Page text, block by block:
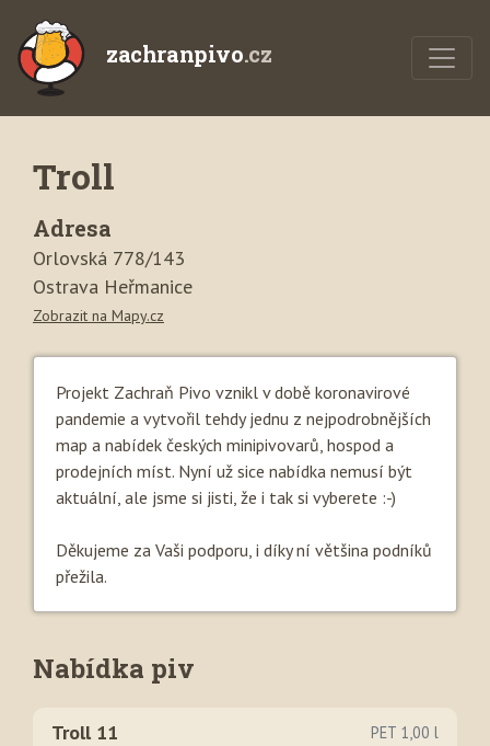
zachranpivo.cz
Troll
Adresa
Orlovská 778/143
Ostrava Heřmanice
Zobrazit na Mapy.cz
Projekt Zachraň Pivo vznikl v době koronavirové
pandemie a vytvořil tehdy jednu z nejpodrobnějších
map a nabídek českých minipivovarů, hospod a
prodejních míst. Nyní už sice nabídka nemusí být
aktuální, ale jsme si jisti, že i tak si vyberete :-)
Děkujeme za Vaši podporu, i díky ní většina podníků
přežila.
Nabídka piv
Troll 11 PET 1,00 l